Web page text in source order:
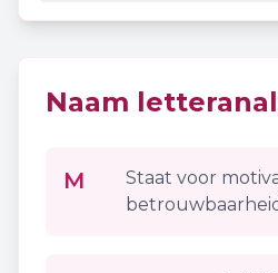
Naam
M
Staat voor